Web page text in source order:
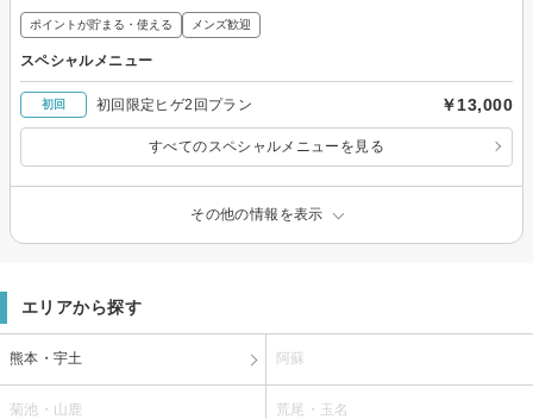
ポイントが貯まる・使える メンズ歓迎
スペシャルメニュー
初回 初回限定ヒゲ2回プラン ￥13,000
すべてのスペシャルメニューを見る
その他の情報を表示
エリアから探す
熊本・宇土 阿蘇
菊池・山鹿 荒尾・玉名